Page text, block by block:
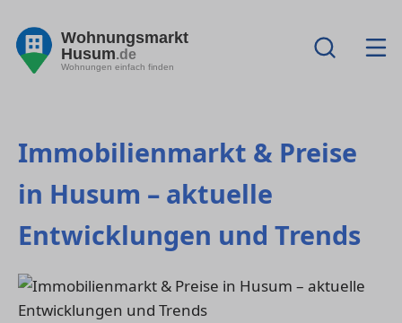
Wohnungsmarkt
Husum.de
Wohnungen einfach finden
Immobilienmarkt & Preise
in Husum – aktuelle
Entwicklungen und Trends